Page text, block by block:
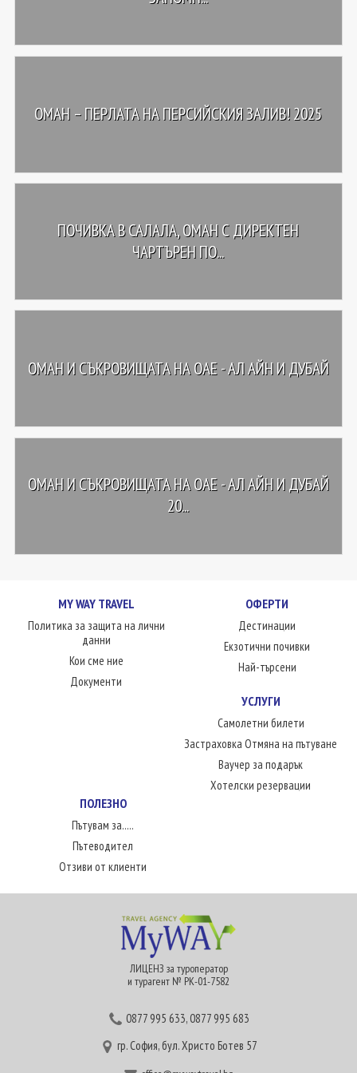
ОМАН – ПЕРЛАТА НА ПЕРСИЙСКИЯ ЗАЛИВ! 2025
ПОЧИВКА В САЛАЛА, ОМАН С ДИРЕКТЕН
ЧАРТЪРЕН ПО...
ОМАН И СЪКРОВИЩАТА НА ОАЕ - АЛ АЙН И ДУБАЙ
ОМАН И СЪКРОВИЩАТА НА ОАЕ - АЛ АЙН И ДУБАЙ
20...
MY WAY TRAVEL
Политика за защита на лични
данни
Кои сме ние
Документи
ОФЕРТИ
Дестинации
Екзотични почивки
Най-търсени
УСЛУГИ
Самолетни билети
Застраховка Отмяна на пътуване
Ваучер за подарък
Хотелски резервации
ПОЛЕЗНО
Пътувам за.....
Пътеводител
Отзиви от клиенти
ЛИЦЕНЗ за туроператор
и турагент № РК-01-7582
0877 995 633,0877 995 683
гр. София, бул. Христо Ботев 57